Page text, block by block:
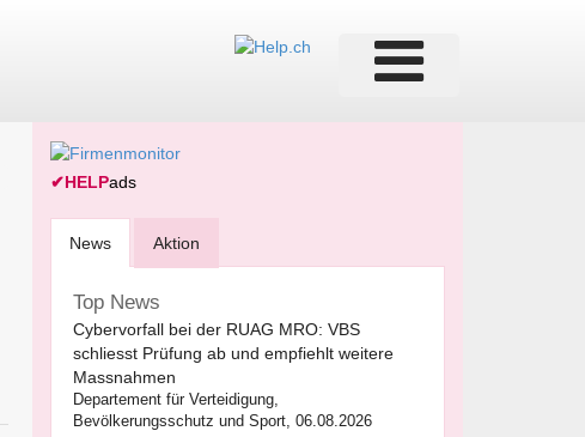
✔HELPads
News Aktion
Top News
Cybervorfall bei der RUAG MRO: VBS
schliesst Prüfung ab und empfiehlt weitere
Massnahmen
Departement für Verteidigung,
Bevölkerungsschutz und Sport, 06.08.2026